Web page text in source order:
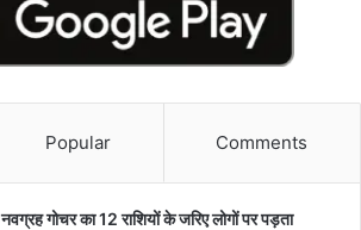
Popular Comments
नवग्रह गोचर का 12 राशियों के जरिए लोगों पर पड़ता